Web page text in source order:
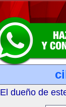
El dueño de